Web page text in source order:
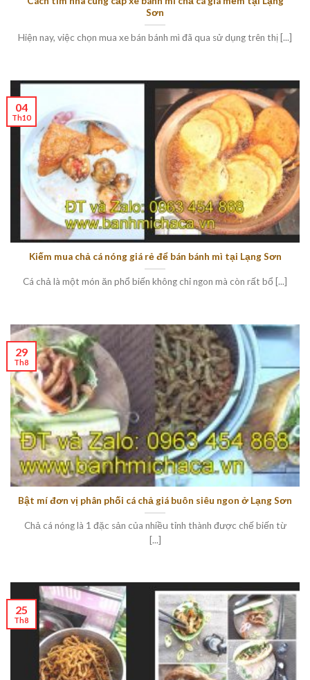
Sơn
Hiện nay, việc chọn mua xe bán bánh mì đã qua sử dụng trên thị [...]
Kiếm mua chả cá nóng giá rẻ để bán bánh mì tại Lạng Sơn
Cá chả là một món ăn phổ biến không chỉ ngon mà còn rất bổ [...]
04
Th10
Bật mí đơn vị phân phối cá chả giá buôn siêu ngon ở Lạng Sơn
Chả cá nóng là 1 đặc sản của nhiều tỉnh thành được chế biến từ
[...]
29
Th8
25
Th8